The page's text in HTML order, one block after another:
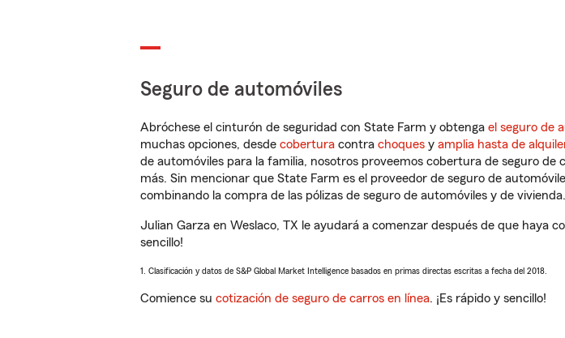
Seguro de automóviles
Abróchese el cinturón de seguridad con State Farm y obtenga el seguro de
muchas opciones, desde cobertura contra choques y amplia hasta de
de automóviles para la familia, nosotros proveemos cobertura de seguro
más. Sin mencionar que State Farm es el proveedor de seguro de
combinando la compra de las pólizas de seguro de automóviles y de vivienda.
Julian Garza en Weslaco, TX le ayudará a comenzar después de que haya
sencillo!
1. Clasificación y datos de S&P Global Market Intelligence basados en primas directas escritas a fecha del 2018.
Comience su cotización de seguro de carros en línea. ¡Es rápido y sencillo!